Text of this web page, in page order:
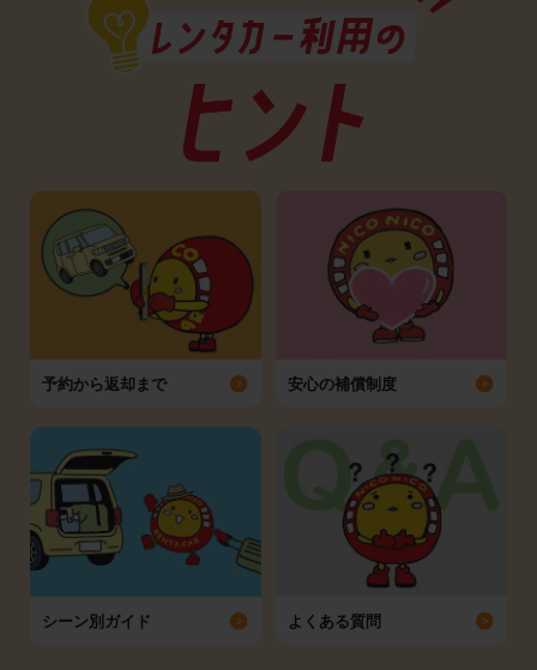
予約から返却まで 安心の補償制度
シーン別ガイド よくある質問